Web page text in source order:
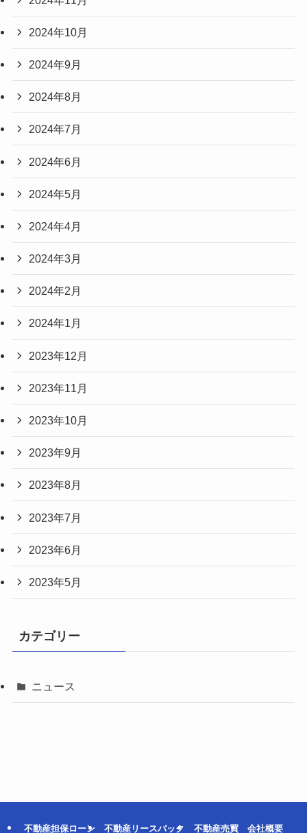
2024年10月
2024年9月
2024年8月
2024年7月
2024年6月
2024年5月
2024年4月
2024年3月
2024年2月
2024年1月
2023年12月
2023年11月
2023年10月
2023年9月
2023年8月
2023年7月
2023年6月
2023年5月
カテゴリー
ニュース
不動産担保ローン 不動産リースバック 不動産売買 会社概要